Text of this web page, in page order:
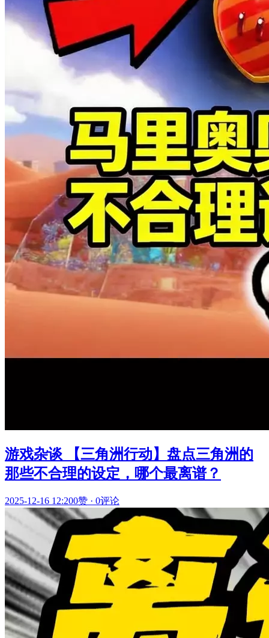
游戏杂谈 【三角洲行动】盘点三角洲的
那些不合理的设定，哪个最离谱？
2025-12-16 12:200赞 · 0评论